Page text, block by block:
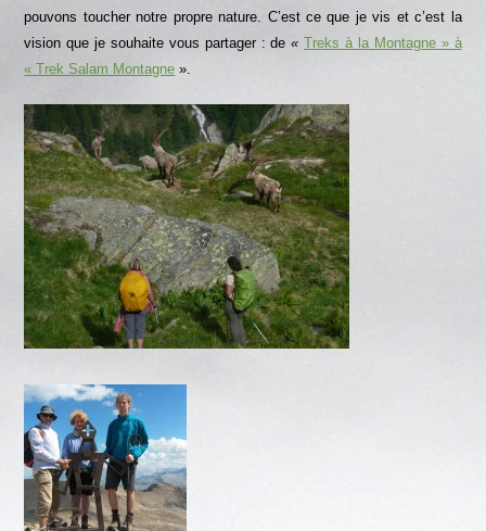
pouvons toucher notre propre nature. C’est ce que je vis et c’est la
vision que je souhaite vous partager : de« Treks à la Montagne » à
« Trek Salam Montagne ».